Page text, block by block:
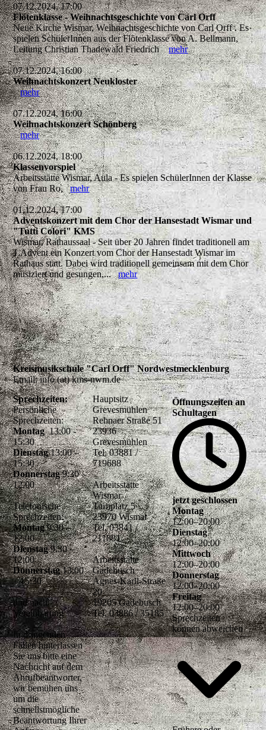
07.12.2024, 17:00
Flötenklasse - Weihnachtsgeschichte von Carl Orff
Neue Kirche Wismar, Weihnachtsgeschichte von Carl Orff . Es
spielen SchülerInnen aus der Flötenklasse von A. Bellmann,
Leitung Christian Thadewald Friedrichmehr
07.12.2024, 16:00
Weihnachtskonzert Neukloster
mehr
07.12.2024, 16:00
Weihnachtskonzert Schönberg
mehr
06.12.2024, 18:00
Klassenvorspiel
Arbeitsstätte Wismar, Aula - Es spielen SchülerInnen der Klasse
von Frau Ro,mehr
01.12.2024, 17:00
Adventskonzert mit dem Chor der Hansestadt Wismar und
"Tutti Colori" KMS
Wismar, Rathaussaal - Seit über 20 Jahren findet traditionell am
1.Advent ein Konzert vom Chor der Hansestadt Wismar im
Rathaus statt. Dabei wird traditionell gemeinsam mit dem Chor
musiziert und gesungen,...mehr
Kreismusikschule "Carl Orff" Nordwestmecklenburg
Email: info (at) kms-nwm.de
Sprechzeiten:
Persönliche
Sprechzeiten:
Montag13:00 -
15:30
Dienstag13:00 –
15:30
Donnerstag9:30 –
12.00
Telefonische
Sprechzeiten:
Montag9:30 –
12:00
Dienstag9:30 –
12:00
Donnerstag13:00
– 15:30
und nach
Vereinbarung
In dringenden
Fällen hinterlassen
Sie uns bitte eine
Nachricht auf dem
Anrufbeantworter,
wir bemühen uns
um die
schnellstmögliche
Beantwortung Ihrer
Hauptsitz
Grevesmühlen
Rehnaer Straße 51
23936
Grevesmühlen
Tel. 03881 /
719688
Arbeitsstätte
Wismar
Turnplatz 5
23970 Wismar
Tel. 03841 /
211881
Arbeitsstätte
Gadebusch
Agnes-Karll-Straße
20
19205 Gadebusch
Tel. 03886 / 35185
Öffnungszeiten an
Schultagen
jetzt geschlossen
Montag
12:00–20:00
Dienstag
12:00–20:00
Mittwoch
12:00–20:00
Donnerstag
12:00–20:00
Freitag
12:00–20:00
Sprechzeiten
können abweichen